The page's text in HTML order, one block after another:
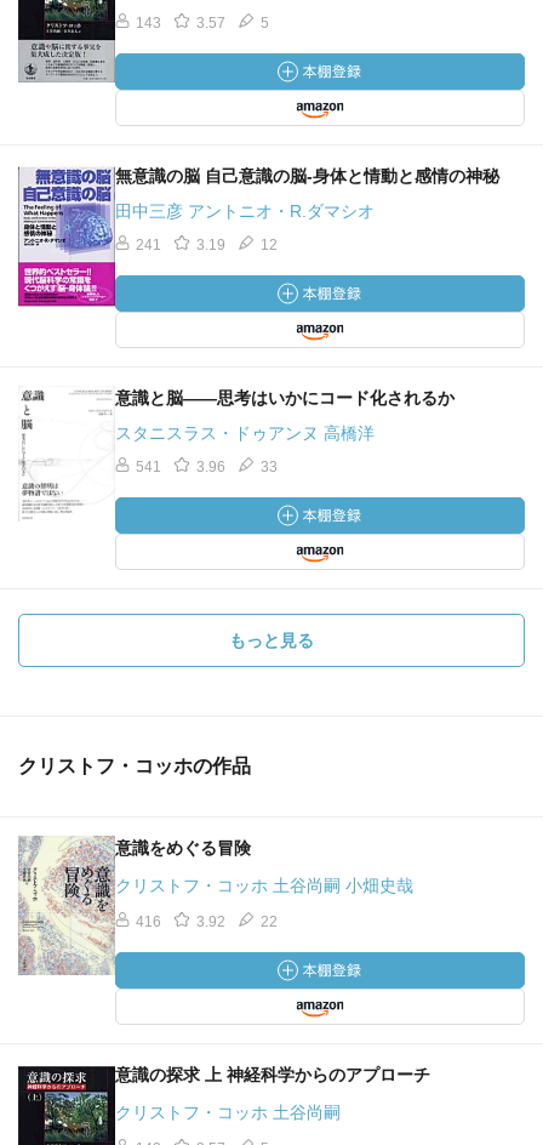
143 3.57 5
無意識の脳 自己意識の脳-身体と情動と感情の神秘
田中三彦 アントニオ・R.ダマシオ
241 3.19 12
意識と脳――思考はいかにコード化されるか
スタニスラス・ドゥアンヌ 高橋洋
541 3.96 33
もっと見る
クリストフ・コッホの作品
意識をめぐる冒険
クリストフ・コッホ 土谷尚嗣 小畑史哉
416 3.92 22
意識の探求 上 神経科学からのアプローチ
クリストフ・コッホ 土谷尚嗣